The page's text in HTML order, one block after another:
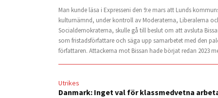
Man kunde läsa i Expresseni den 9:e mars att Lunds
kulturnämnd, under kontroll av Moderaterna, Liberalerna
Socialdemokraterna, skulle gå till beslut om att avsluta
som fristadsförfattare och säga upp samarbetet med den
författaren. Attackerna mot Bissan hade börjat redan 2023
Utrikes
Danmark: Inget val för klassmedvetna